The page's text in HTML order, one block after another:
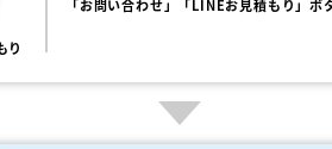
り
「お問い合わせ」「LINEお見積もり」ボ